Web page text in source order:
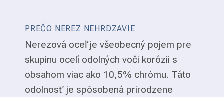
PREČO NEREZ NEHRDZAVIE
Nerezová oceľ je všeobecný pojem pre
skupinu ocelí odolných voči korózii s
obsahom viac ako 10,5% chrómu. Táto
odolnosť je spôsobená prirodzene